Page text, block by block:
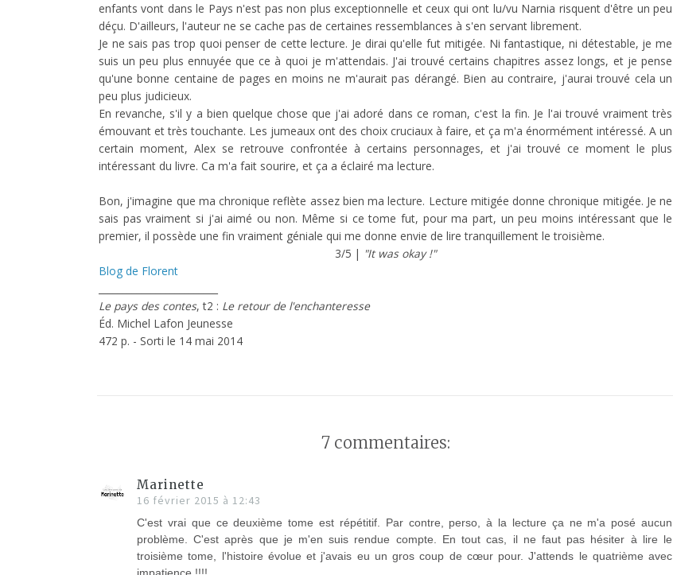
enfants vont dans le Pays n'est pas non plus exceptionnelle et ceux qui ont lu/vu Narnia risquent d'être un peu
déçu. D'ailleurs, l'auteur ne se cache pas de certaines ressemblances à s'en servant librement.
Je ne sais pas trop quoi penser de cette lecture. Je dirai qu'elle fut mitigée. Ni fantastique, ni détestable, je me
suis un peu plus ennuyée que ce à quoi je m'attendais. J'ai trouvé certains chapitres assez longs, et je pense
qu'une bonne centaine de pages en moins ne m'aurait pas dérangé. Bien au contraire, j'aurai trouvé cela un
peu plus judicieux.
En revanche, s'il y a bien quelque chose que j'ai adoré dans ce roman, c'est la fin. Je l'ai trouvé vraiment très
émouvant et très touchante. Les jumeaux ont des choix cruciaux à faire, et ça m'a énormément intéressé. A un
certain moment, Alex se retrouve confrontée à certains personnages, et j'ai trouvé ce moment le plus
intéressant du livre. Ca m'a fait sourire, et ça a éclairé ma lecture.
Bon, j'imagine que ma chronique reflète assez bien ma lecture. Lecture mitigée donne chronique mitigée. Je ne
sais pas vraiment si j'ai aimé ou non. Même si ce tome fut, pour ma part, un peu moins intéressant que le
premier, il possède une fin vraiment géniale qui me donne envie de lire tranquillement le troisième.
3/5 | "It was okay !"
Blog de Florent
Le pays des contes, t2 : Le retour de l'enchanteresse
Éd. Michel Lafon Jeunesse
472 p. - Sorti le 14 mai 2014
7 commentaires:
Marinette
16 février 2015 à 12:43
C'est vrai que ce deuxième tome est répétitif. Par contre, perso, à la lecture ça ne m'a posé aucun
problème. C'est après que je m'en suis rendue compte. En tout cas, il ne faut pas hésiter à lire le
troisième tome, l'histoire évolue et j'avais eu un gros coup de cœur pour. J'attends le quatrième avec